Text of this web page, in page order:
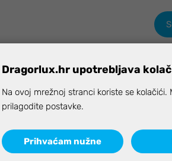
Dragorlux.hr upotrebljava
Na ovoj mrežnoj stranci koriste se kolačići.
prilagodite postavke.
Prihvaćam nužne